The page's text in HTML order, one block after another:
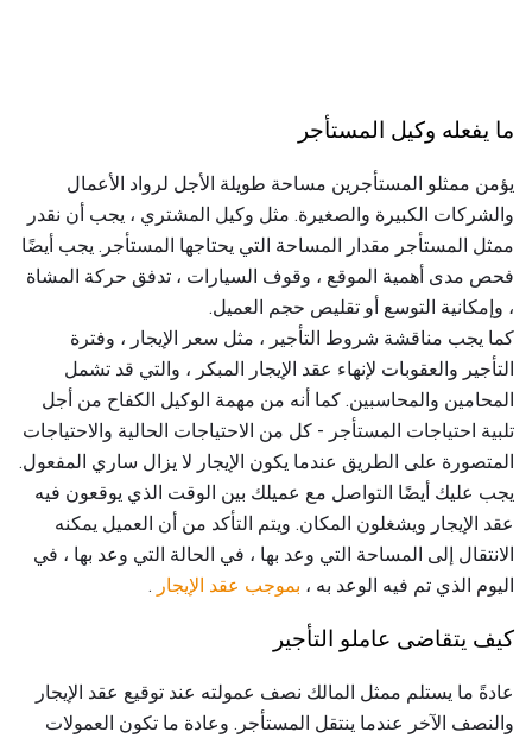
ما يفعله وكيل المستأجر
يؤمن ممثلو المستأجرين مساحة طويلة الأجل لرواد الأعمال
والشركات الكبيرة والصغيرة. مثل وكيل المشتري ، يجب أن نقدر
ممثل المستأجر مقدار المساحة التي يحتاجها المستأجر. يجب أيضًا
فحص مدى أهمية الموقع ، وقوف السيارات ، تدفق حركة المشاة
، وإمكانية التوسع أو تقليص حجم العميل.
كما يجب مناقشة شروط التأجير ، مثل سعر الإيجار ، وفترة
التأجير والعقوبات لإنهاء عقد الإيجار المبكر ، والتي قد تشمل
المحامين والمحاسبين. كما أنه من مهمة الوكيل الكفاح من أجل
تلبية احتياجات المستأجر - كل من الاحتياجات الحالية والاحتياجات
المتصورة على الطريق عندما يكون الإيجار لا يزال ساري المفعول.
يجب عليك أيضًا التواصل مع عميلك بين الوقت الذي يوقعون فيه
عقد الإيجار ويشغلون المكان. ويتم التأكد من أن العميل يمكنه
الانتقال إلى المساحة التي وعد بها ، في الحالة التي وعد بها ، في
اليوم الذي تم فيه الوعد به ، بموجب عقد الإيجار .
كيف يتقاضى عاملو التأجير
عادةً ما يستلم ممثل المالك نصف عمولته عند توقيع عقد الإيجار
والنصف الآخر عندما ينتقل المستأجر. وعادة ما تكون العمولات